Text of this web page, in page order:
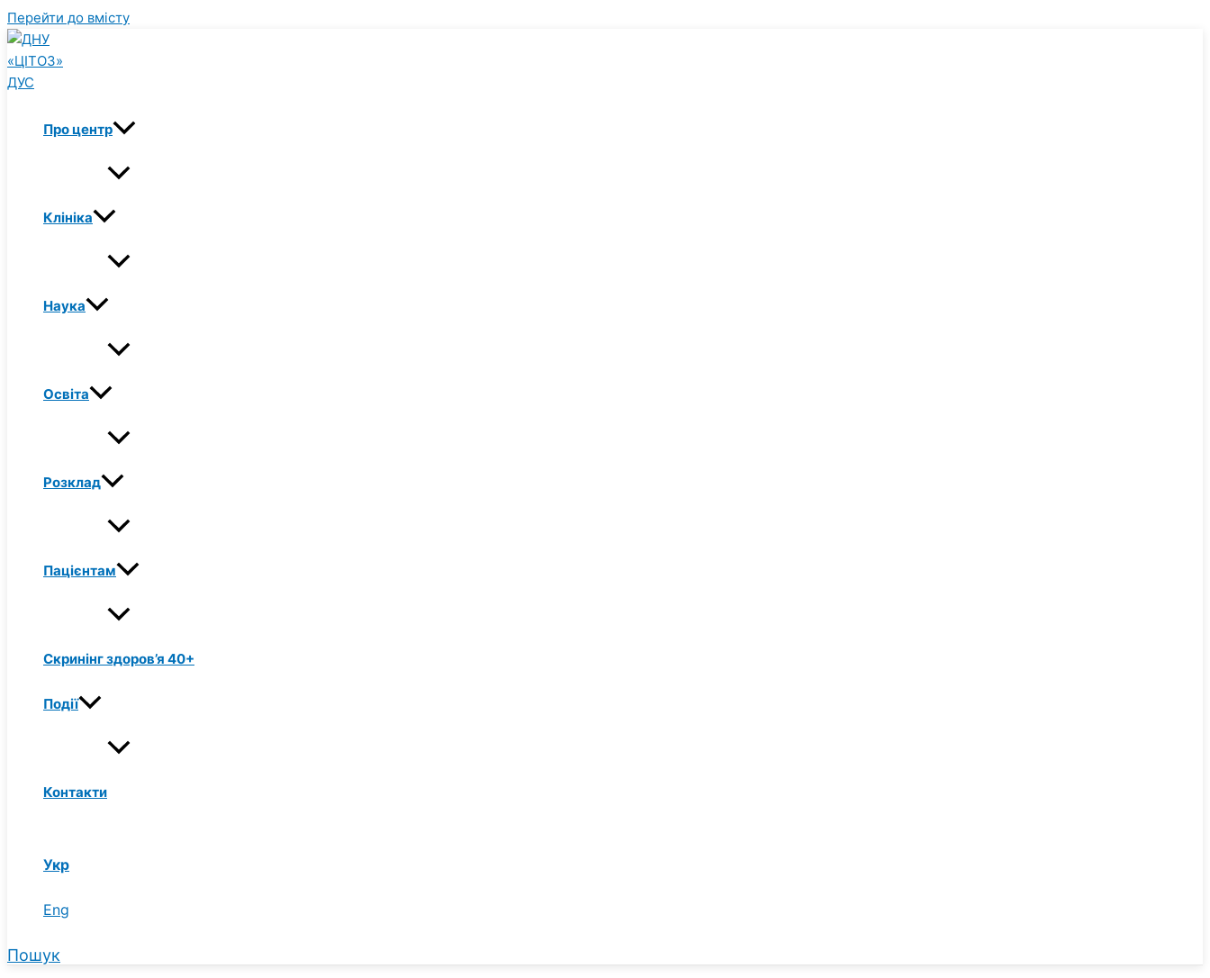
Перейти до вмісту
Про центр
Клініка
Наука
Освіта
Розклад
Пацієнтам
Скринінг здоров’я 40+
Події
Контакти
Укр
Eng
Пошук